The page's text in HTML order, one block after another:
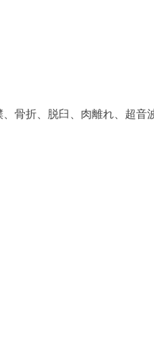
骨折、脱臼、肉離れ、超